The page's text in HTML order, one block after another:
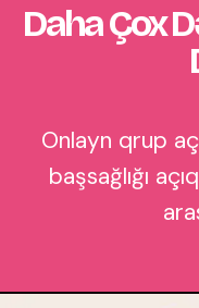
Daha Çox
Onlayn qrup
başsağlığı